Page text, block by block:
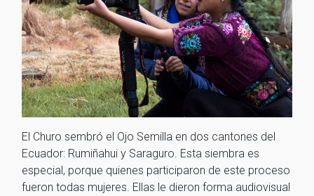
El Churo sembró el Ojo Semilla en dos cantones del
Ecuador: Rumiñahui y Saraguro. Esta siembra es
especial, porque quienes participaron de este proceso
fueron todas mujeres. Ellas le dieron forma audiovisual